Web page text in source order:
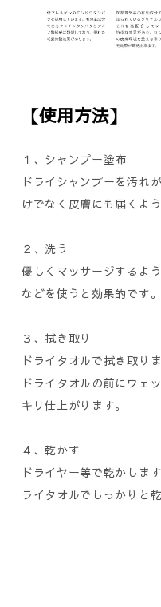
【使用方法】
１、シャンプー塗布
ドライシャンプーを汚れ
けでなく皮膚にも届くよ
２、洗う
優しくマッサージするよ
などを使うと効果的です。
３、拭き取り
ドライタオルで拭き取り
ドライタオルの前にウェ
キリ仕上がります。
４、乾かす
ドライヤー等で乾かしま
ライタオルでしっかりと